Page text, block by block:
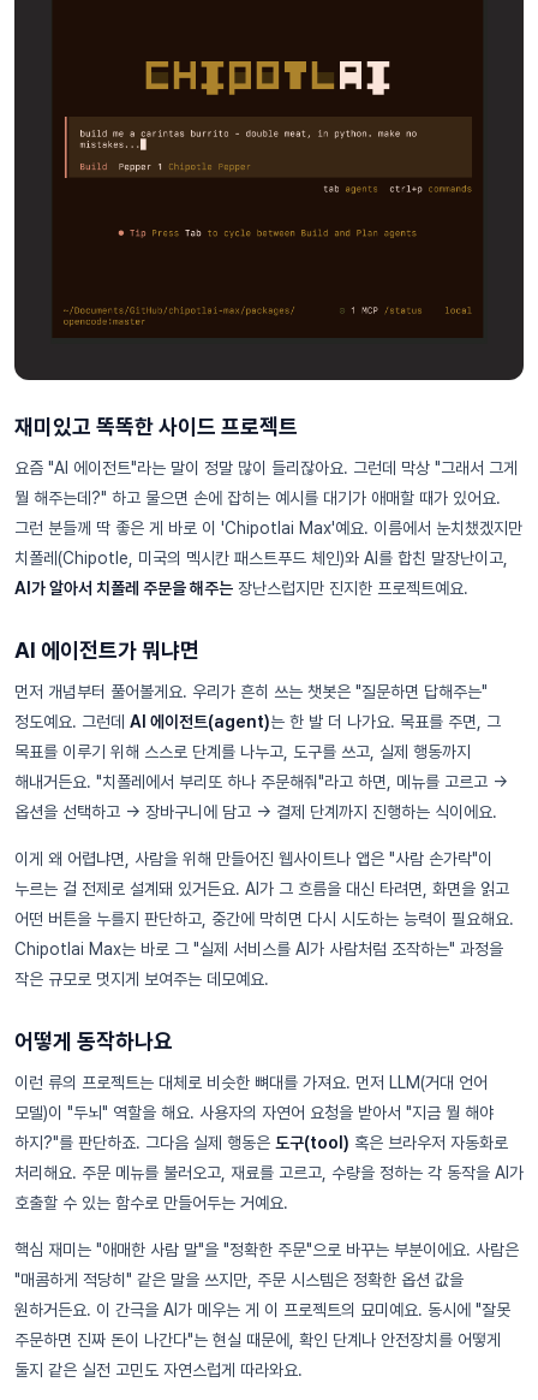
재미있고 똑똑한 사이드 프로젝트
요즘 "AI 에이전트"라는 말이 정말 많이 들리잖아요. 그런데 막상 "그래서 그게
뭘 해주는데?" 하고 물으면 손에 잡히는 예시를 대기가 애매할 때가 있어요.
그런 분들께 딱 좋은 게 바로 이 'Chipotlai Max'예요. 이름에서 눈치챘겠지만
치폴레(Chipotle, 미국의 멕시칸 패스트푸드 체인)와 AI를 합친 말장난이고,
AI가 알아서 치폴레 주문을 해주는 장난스럽지만 진지한 프로젝트예요.
AI 에이전트가 뭐냐면
먼저 개념부터 풀어볼게요. 우리가 흔히 쓰는 챗봇은 "질문하면 답해주는"
정도예요. 그런데 AI 에이전트(agent)는 한 발 더 나가요. 목표를 주면, 그
목표를 이루기 위해 스스로 단계를 나누고, 도구를 쓰고, 실제 행동까지
해내거든요. "치폴레에서 부리또 하나 주문해줘"라고 하면, 메뉴를 고르고 →
옵션을 선택하고 → 장바구니에 담고 → 결제 단계까지 진행하는 식이에요.
이게 왜 어렵냐면, 사람을 위해 만들어진 웹사이트나 앱은 "사람 손가락"이
누르는 걸 전제로 설계돼 있거든요. AI가 그 흐름을 대신 타려면, 화면을 읽고
어떤 버튼을 누를지 판단하고, 중간에 막히면 다시 시도하는 능력이 필요해요.
Chipotlai Max는 바로 그 "실제 서비스를 AI가 사람처럼 조작하는" 과정을
작은 규모로 멋지게 보여주는 데모예요.
어떻게 동작하나요
이런 류의 프로젝트는 대체로 비슷한 뼈대를 가져요. 먼저 LLM(거대 언어
모델)이 "두뇌" 역할을 해요. 사용자의 자연어 요청을 받아서 "지금 뭘 해야
하지?"를 판단하죠. 그다음 실제 행동은 도구(tool) 혹은 브라우저 자동화로
처리해요. 주문 메뉴를 불러오고, 재료를 고르고, 수량을 정하는 각 동작을 AI가
호출할 수 있는 함수로 만들어두는 거예요.
핵심 재미는 "애매한 사람 말"을 "정확한 주문"으로 바꾸는 부분이에요. 사람은
"매콤하게 적당히" 같은 말을 쓰지만, 주문 시스템은 정확한 옵션 값을
원하거든요. 이 간극을 AI가 메우는 게 이 프로젝트의 묘미예요. 동시에 "잘못
주문하면 진짜 돈이 나간다"는 현실 때문에, 확인 단계나 안전장치를 어떻게
둘지 같은 실전 고민도 자연스럽게 따라와요.